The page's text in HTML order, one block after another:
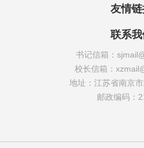
友情
联系我
书记信箱：
校长信箱：
地址：江苏省南京
邮政编码：